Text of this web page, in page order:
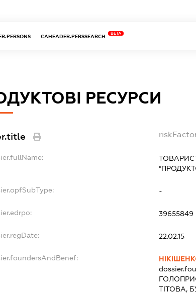
CAHEADER.PERSSEARCH
BETA
РЕСУРСИ
-
39655849
22.02.15
ТІТОВА,